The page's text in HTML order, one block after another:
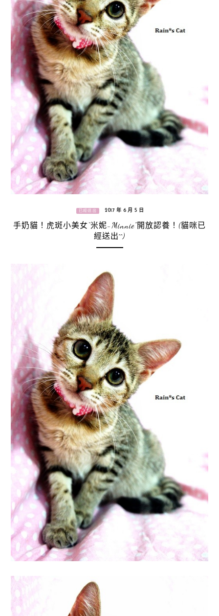
已經送出 2017 年 6 月 5 日
手奶貓！虎斑小美女“米妮-Minnie”開放認養！(貓咪已
經送出^^)